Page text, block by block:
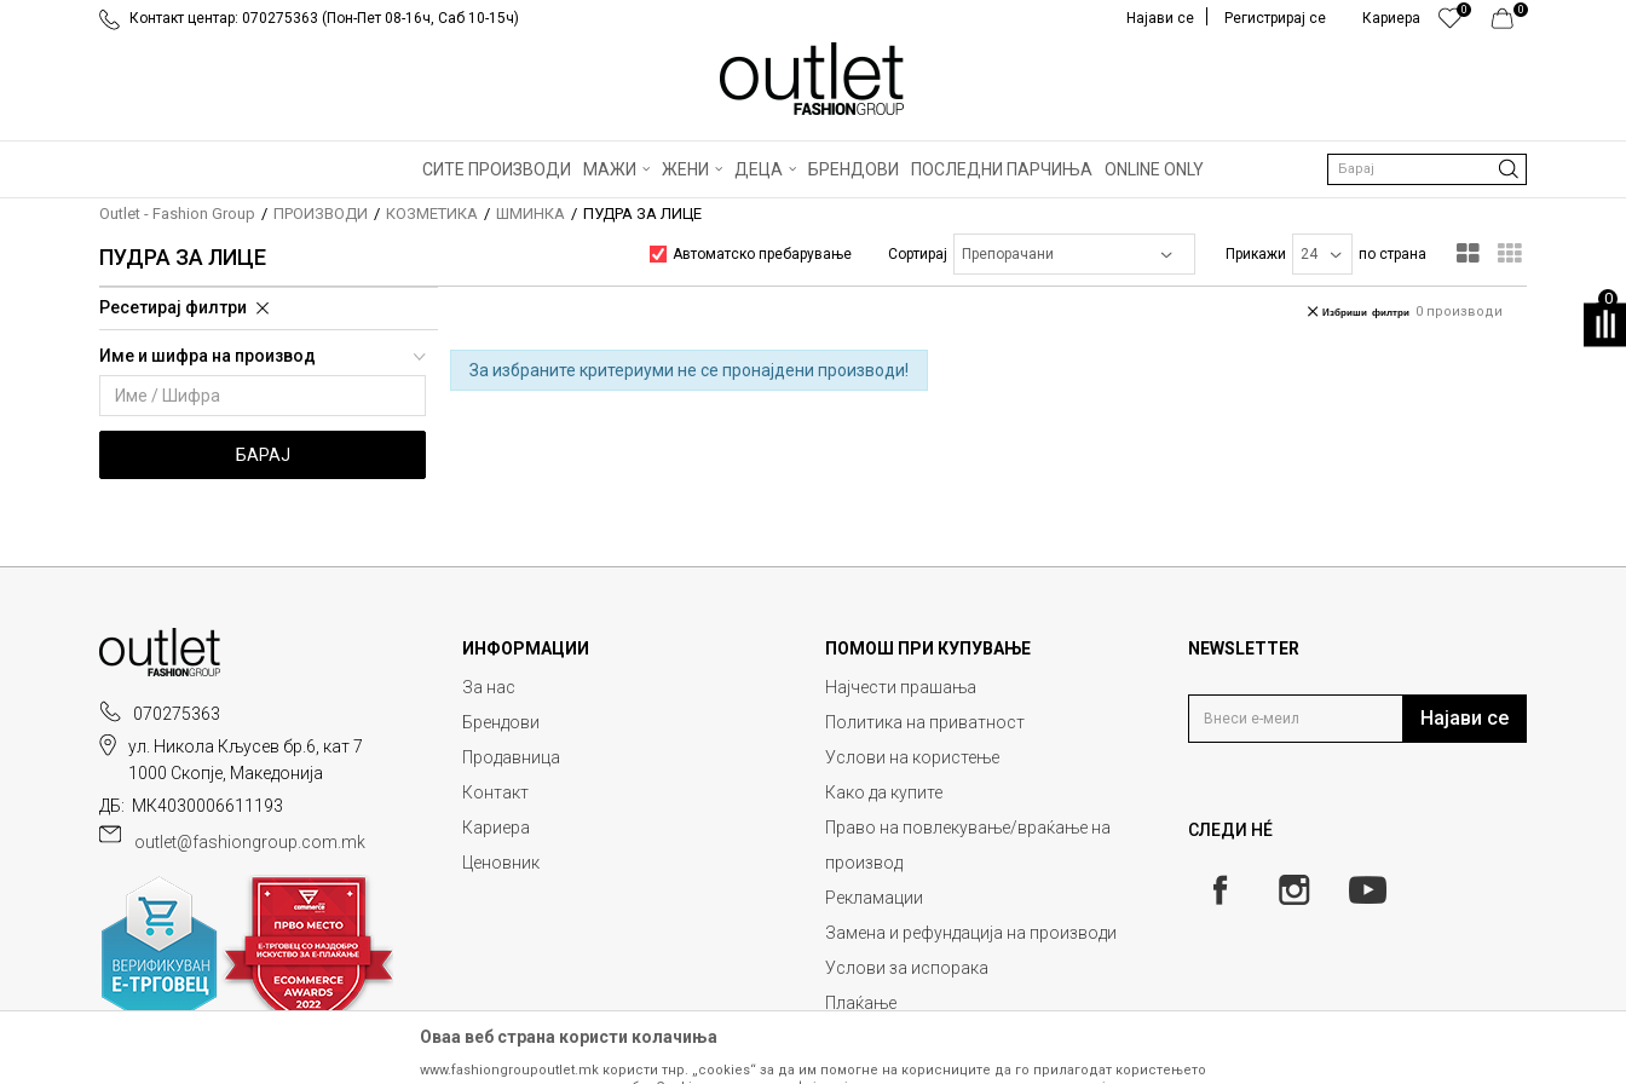
Контакт центар: 070275363 (Пон-Пет 08-16ч, Саб 10-15ч) 0
0
Кариера
Најави се Регистрирај се
СИТЕ ПРОИЗВОДИ МАЖИ ЖЕНИ ДЕЦА БРЕНДОВИ ПОСЛЕДНИ ПАРЧИЊА ONLINE ONLY Барај
0
Outlet - Fashion Group ПРОИЗВОДИ КОЗМЕТИКА ШМИНКА ПУДРА ЗА ЛИЦЕ
ПУДРА ЗА ЛИЦЕ Автоматско пребарување Сортирај Прикажи по страна
Ресетирај филтри
Име и шифра на производ
БАРАЈ
0 производи
Избриши филтри
За избраните критериуми не се пронајдени производи!
070275363
ул. Никола Кљусев бр.6, кат 7
1000 Скопје, Македонија
ДБ: МК4030006611193
outlet@fashiongroup.com.mk
ИНФОРМАЦИИ
За нас
Брендови
Продавница
Контакт
Кариера
Ценовник
ПОМОШ ПРИ КУПУВАЊЕ
Најчести прашања
Политика на приватност
Услови на користење
Како да купите
Право на повлекување/враќање на
производ
Рекламации
Замена и рефундација на производи
Услови за испорака
Плаќање
NEWSLETTER
Најави се
СЛЕДИ НÉ
Оваа веб страна користи колачиња
www.fashiongroupoutlet.mk користи тнр. „cookies“ за да им помогне на корисниците да го прилагодат користењето